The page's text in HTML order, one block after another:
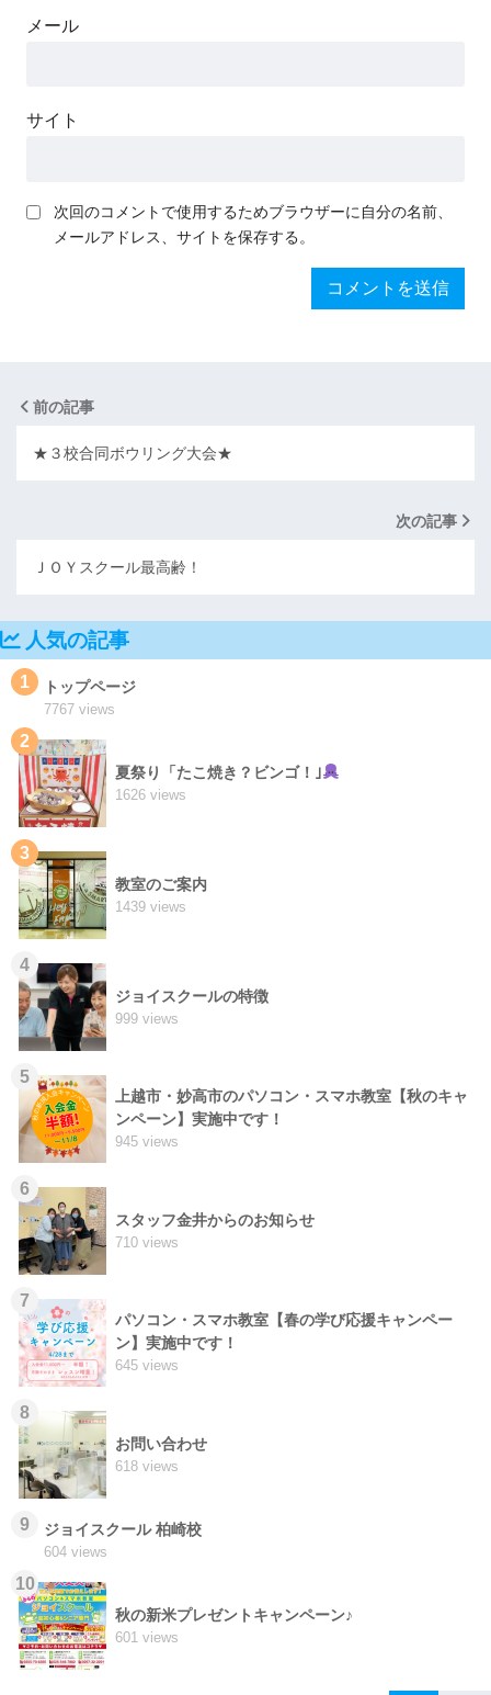
メール
サイト
次回のコメントで使用するためブラウザーに自分の名前、
メールアドレス、サイトを保存する。
前の記事
★３校合同ボウリング大会★
次の記事
ＪＯＹスクール最高齢！
人気の記事
1 トップページ
7767 views
2
夏祭り「たこ焼き？ビンゴ！｣
1626 views
3
教室のご案内
1439 views
4
ジョイスクールの特徴
999 views
5
上越市・妙高市のパソコン・スマホ教室【秋のキャ
ンペーン】実施中です！
945 views
6
スタッフ金井からのお知らせ
710 views
7
パソコン・スマホ教室【春の学び応援キャンペー
ン】実施中です！
645 views
8
お問い合わせ
618 views
9 ジョイスクール 柏崎校
604 views
10
秋の新米プレゼントキャンペーン♪
601 views